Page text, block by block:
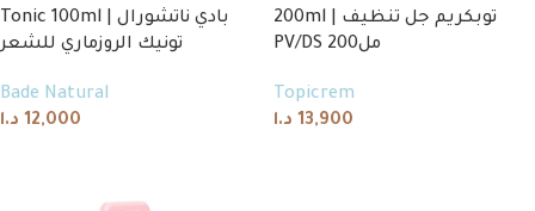
Tonic 100ml | بادي ناتشورال
تونيك الروزماري للشعر
Bade Natural
12,000 د.ا
200ml | توبكريم جل تنظيف
PV/DS 200مل
Topicrem
13,900 د.ا